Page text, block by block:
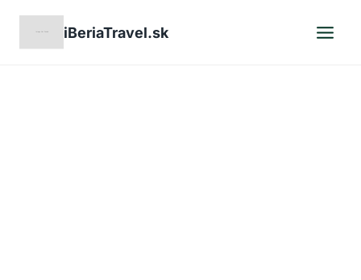
iBeriaTravel.sk